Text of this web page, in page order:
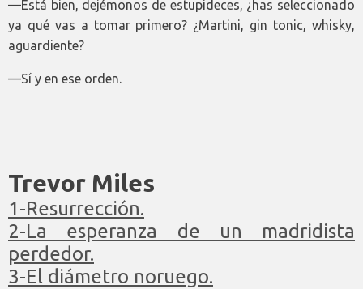
—Está bien, dejémonos de estupideces, ¿has seleccionado
ya qué vas a tomar primero? ¿Martini, gin tonic, whisky,
aguardiente?
—Sí y en ese orden.
Trevor Miles
1-Resurrección.
2-La esperanza de un madridista
perdedor.
3-El diámetro noruego.